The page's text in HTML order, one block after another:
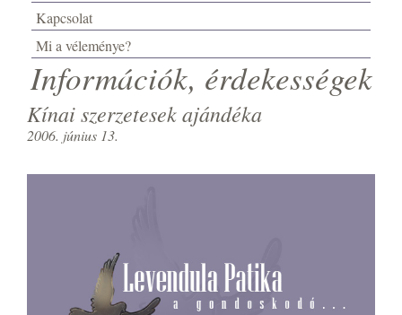
Kapcsolat
Mi a véleménye?
Információk, érdekességek
Kínai szerzetesek ajándéka
2006. június 13.